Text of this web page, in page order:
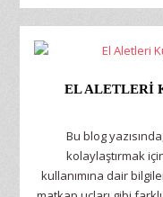
EL ALETLERI
Bu blog
kolaylaştırmak
kullanımına dair